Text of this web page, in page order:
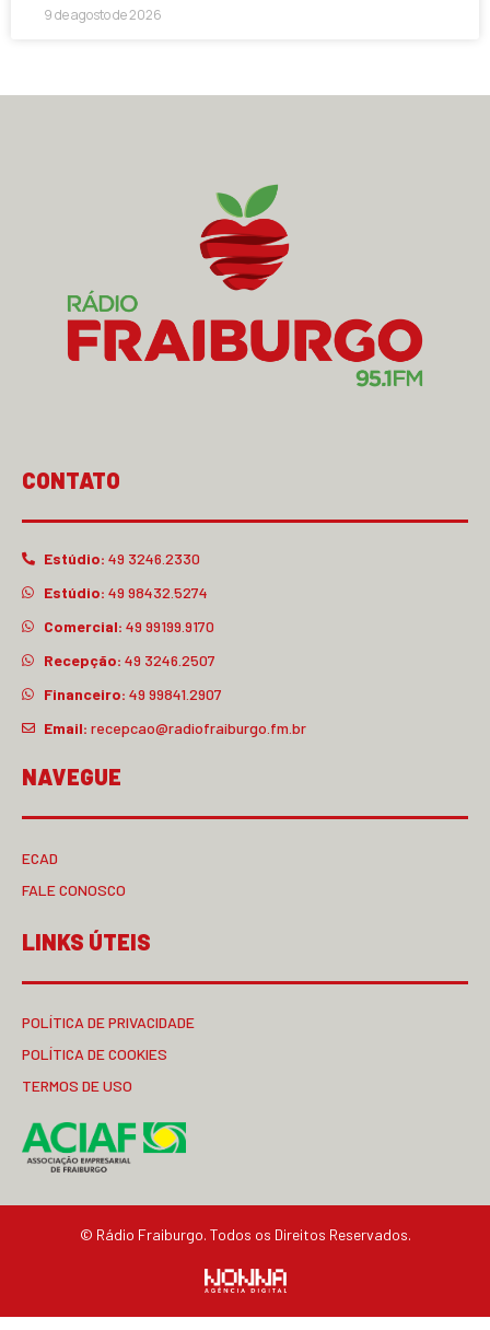
9 de agosto de 2026
CONTATO
Estúdio: 49 3246.2330
Estúdio: 49 98432.5274
Comercial: 49 99199.9170
Recepção: 49 3246.2507
Financeiro: 49 99841.2907
Email: recepcao@radiofraiburgo.fm.br
NAVEGUE
ECAD
FALE CONOSCO
LINKS ÚTEIS
POLÍTICA DE PRIVACIDADE
POLÍTICA DE COOKIES
TERMOS DE USO
© Rádio Fraiburgo. Todos os Direitos Reservados.